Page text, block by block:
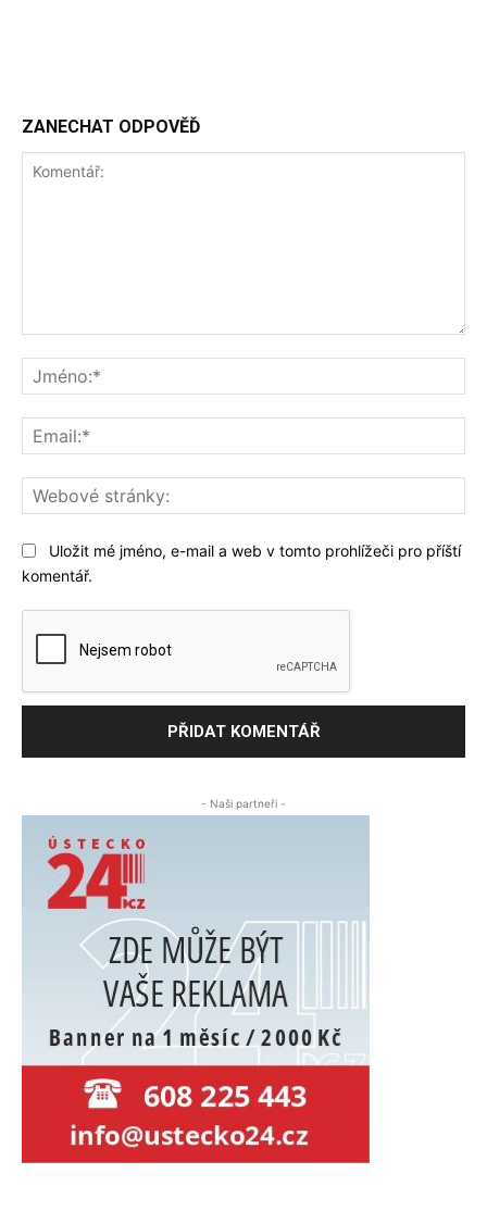
ZANECHAT ODPOVĚĎ
Uložit mé jméno, e-mail a web v tomto prohlížeči pro příští
komentář.
- Naši partneři -